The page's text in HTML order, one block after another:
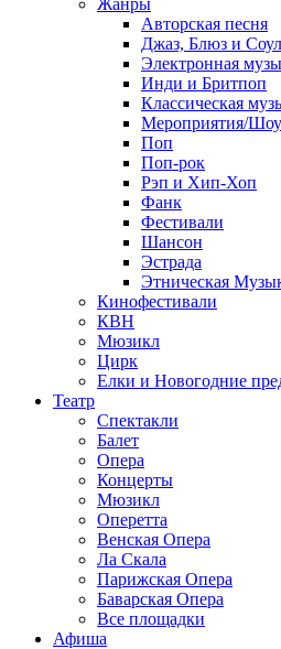
Жанры
Авторская песня
Джаз, Блюз и Соул
Электронная
Инди и Бритпоп
Классическая
Мероприятия/Шоу
Поп
Поп-рок
Рэп и Хип-Хоп
Фанк
Фестивали
Шансон
Эстрада
Этническая
Кинофестивали
КВН
Мюзикл
Цирк
Елки и Новогодние
Театр
Спектакли
Балет
Опера
Концерты
Мюзикл
Оперетта
Венская Опера
Ла Скала
Парижская Опера
Баварская Опера
Все площадки
Афиша